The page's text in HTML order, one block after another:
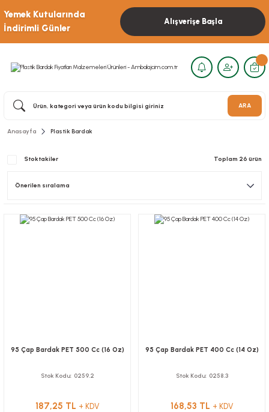
Yemek Kutularında
İndirimli Günler
Alışverişe Başla
ARA
Anasayfa Plastik Bardak
Stoktakiler Toplam 26 ürün
95 Çap Bardak PET 500 Cc (16 Oz)
Stok Kodu 0259.2
187,25 TL + KDV
95 Çap Bardak PET 400 Cc (14 Oz)
Stok Kodu 0258.3
168,53 TL + KDV